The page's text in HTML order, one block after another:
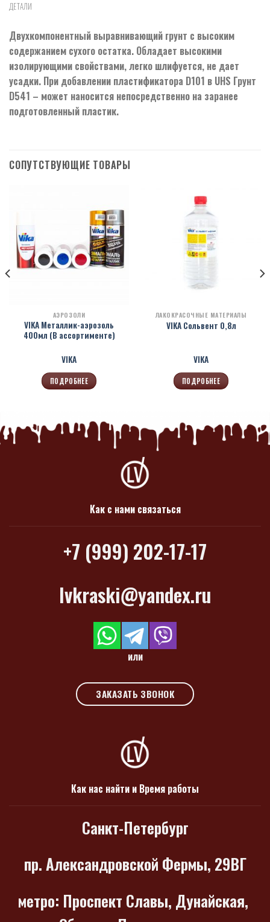
ДЕТАЛИ
Двухкомпонентный выравнивающий грунт с высоким
содержанием сухого остатка. Обладает высокими
изолирующими свойствами, легко шлифуется, не дает
усадки. При добавлении пластификатора D101 в UHS Грунт
D541 – может наносится непосредственно на заранее
подготовленный пластик.
СОПУТСТВУЮЩИЕ ТОВАРЫ
АЭРОЗОЛИ
VIKA Металлик-аэрозоль
400мл (В ассортименте)
VIKA
ПОДРОБНЕЕ
ЛАКОКРАСОЧНЫЕ МАТЕРИАЛЫ
VIKA Сольвент 0,8л
VIKA
ПОДРОБНЕЕ
Как с нами связаться
+7 (999) 202-17-17
lvkraski@yandex.ru
или
ЗАКАЗАТЬ ЗВОНОК
Как нас найти и Время работы
Санкт-Петербург
пр. Александровской Фермы, 29ВГ
метро: Проспект Славы, Дунайская,